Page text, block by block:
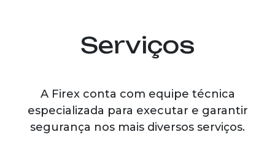
Serviços
A Firex conta com equipe técnica
especializada para executar e garantir
segurança nos mais diversos serviços.